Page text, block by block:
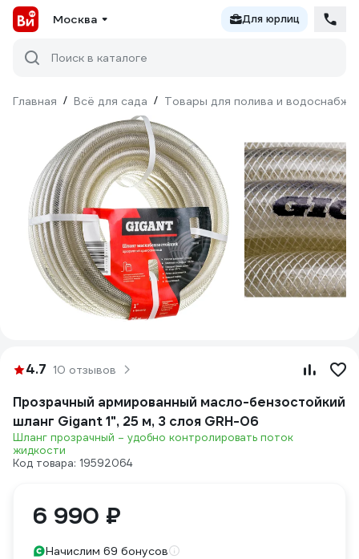
Москва Для юрлиц
Поиск в каталоге
Главная / Всё для сада / Товары для полива и
4.7 10 отзывов
Прозрачный армированный масло-бензостойкий
шланг Gigant 1", 25 м, 3 слоя GRH-06
Шланг прозрачный – удобно контролировать поток
жидкости
Код товара: 19592064
6 990 ₽
Начислим 69 бонусов